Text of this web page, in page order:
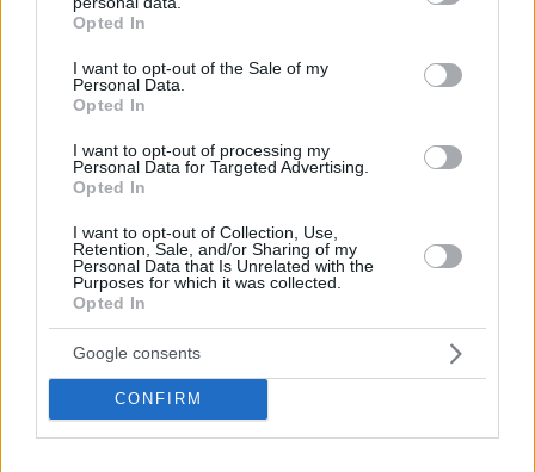
grant or deny consent to Google and its third-party tags to
use your data for below specified purposes in below Google
consent section.
Opted In
I want to opt-out of the Sale of my
Personal Data.
Opted In
I want to opt-out of processing my
Personal Data for Targeted Advertising.
Opted In
I want to opt-out of Collection, Use,
Retention, Sale, and/or Sharing of my
Personal Data that Is Unrelated with the
Purposes for which it was collected.
Opted In
Google consents
CONFIRM
Ο Τραμπ θα απαγορεύσει τη χορήγηση υπηκοότητας στα
γεννήσουν
πριν μία ώρα
αβεβαιότητας για το Ιράν, το πετρέλαιο και τη Fed
06.08.2026, 23:21
Στη ΓΑΔΑ κρατείται η 46χρονη που κατηγορείται για την
επίθεση στη Marfin, δείτε βίντεο και φωτογραφίες
06.08.2026, 23:17
ΔΕΙΤΕ ΟΛΕΣ ΤΙΣ ΕΙΔΗΣΕΙΣ